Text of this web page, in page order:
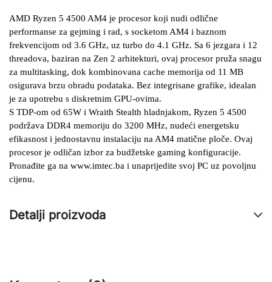
AMD Ryzen 5 4500 AM4 je procesor koji nudi odlične
performanse za gejming i rad, s socketom AM4 i baznom
frekvencijom od 3.6 GHz, uz turbo do 4.1 GHz. Sa 6 jezgara i 12
threadova, baziran na Zen 2 arhitekturi, ovaj procesor pruža snagu
za multitasking, dok kombinovana cache memorija od 11 MB
osigurava brzu obradu podataka. Bez integrisane grafike, idealan
je za upotrebu s diskretnim GPU-ovima.
S TDP-om od 65W i Wraith Stealth hladnjakom, Ryzen 5 4500
podržava DDR4 memoriju do 3200 MHz, nudeći energetsku
efikasnost i jednostavnu instalaciju na AM4 matične ploče. Ovaj
procesor je odličan izbor za budžetske gaming konfiguracije.
Pronađite ga na www.imtec.ba i unaprijedite svoj PC uz povoljnu
cijenu.
Detalji proizvoda